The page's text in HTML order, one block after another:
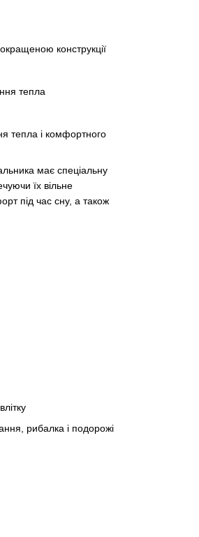
конструкції
тепла
тепла і комфортного
має спеціальну
їх вільне
під час сну, а також
рибалка і подорожі